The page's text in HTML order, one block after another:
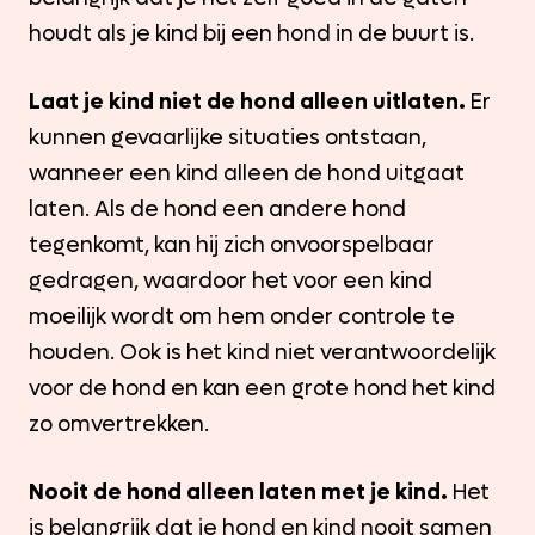
houdt als je kind bij een hond in de buurt is.
Laat je kind niet de hond alleen uitlaten. Er
kunnen gevaarlijke situaties ontstaan,
wanneer een kind alleen de hond uitgaat
laten. Als de hond een andere hond
tegenkomt, kan hij zich onvoorspelbaar
gedragen, waardoor het voor een kind
moeilijk wordt om hem onder controle te
houden. Ook is het kind niet verantwoordelijk
voor de hond en kan een grote hond het kind
zo omvertrekken.
Nooit de hond alleen laten met je kind. Het
is belangrijk dat je hond en kind nooit samen